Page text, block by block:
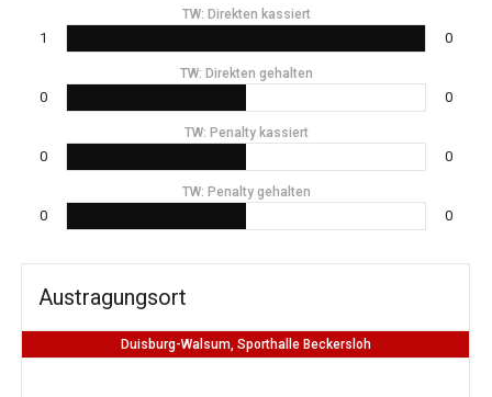
TW: Direkten kassiert
1 0
TW: Direkten gehalten
0 0
TW: Penalty kassiert
0 0
TW: Penalty gehalten
0 0
Austragungsort
Duisburg-Walsum, Sporthalle Beckersloh